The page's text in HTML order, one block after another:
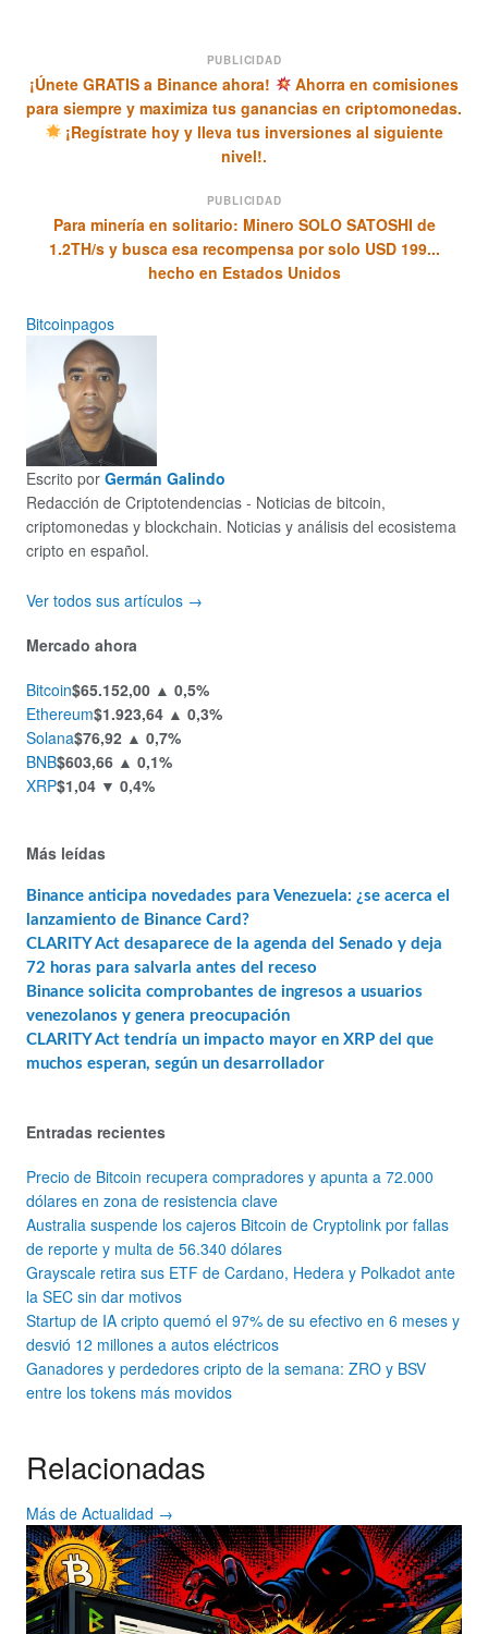
PUBLICIDAD
¡Únete GRATIS a Binance ahora!
Ahorra en comisiones
para siempre y maximiza tus ganancias en criptomonedas.
¡Regístrate hoy y lleva tus inversiones al siguiente
nivel!.
PUBLICIDAD
Para minería en solitario: Minero SOLO SATOSHI de
1.2TH/s y busca esa recompensa por solo USD 199...
hecho en Estados Unidos
Bitcoinpagos
Escrito por Germán Galindo
Redacción de Criptotendencias - Noticias de bitcoin,
criptomonedas y blockchain. Noticias y análisis del ecosistema
cripto en español.
Ver todos sus artículos →
Mercado ahora
Bitcoin$65.152,00 ▲ 0,5%
Ethereum$1.923,64 ▲ 0,3%
Solana$76,92 ▲ 0,7%
BNB$603,66 ▲ 0,1%
XRP$1,04 ▼ 0,4%
Más leídas
Binance anticipa novedades para Venezuela: ¿se acerca el
lanzamiento de Binance Card?
CLARITY Act desaparece de la agenda del Senado y deja
72 horas para salvarla antes del receso
Binance solicita comprobantes de ingresos a usuarios
venezolanos y genera preocupación
CLARITY Act tendría un impacto mayor en XRP del que
muchos esperan, según un desarrollador
Entradas recientes
Precio de Bitcoin recupera compradores y apunta a 72.000
dólares en zona de resistencia clave
Australia suspende los cajeros Bitcoin de Cryptolink por fallas
de reporte y multa de 56.340 dólares
Grayscale retira sus ETF de Cardano, Hedera y Polkadot ante
la SEC sin dar motivos
Startup de IA cripto quemó el 97% de su efectivo en 6 meses y
desvió 12 millones a autos eléctricos
Ganadores y perdedores cripto de la semana: ZRO y BSV
entre los tokens más movidos
Relacionadas
Más de Actualidad →